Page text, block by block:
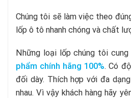
Chúng tôi sẽ làm việc theo
lốp ô tô nhanh chóng và chất
Những loại lốp chúng tôi
phẩm chính hãng 100%. Có
đối dày. Thích hợp với đa
nhau. Vì vậy khách hàng hãy